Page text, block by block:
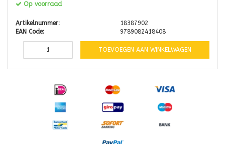
Op voorraad
Artikelnummer:
18387902
EAN Code:
9789082418408
TOEVOEGEN AAN WINKELWAGEN